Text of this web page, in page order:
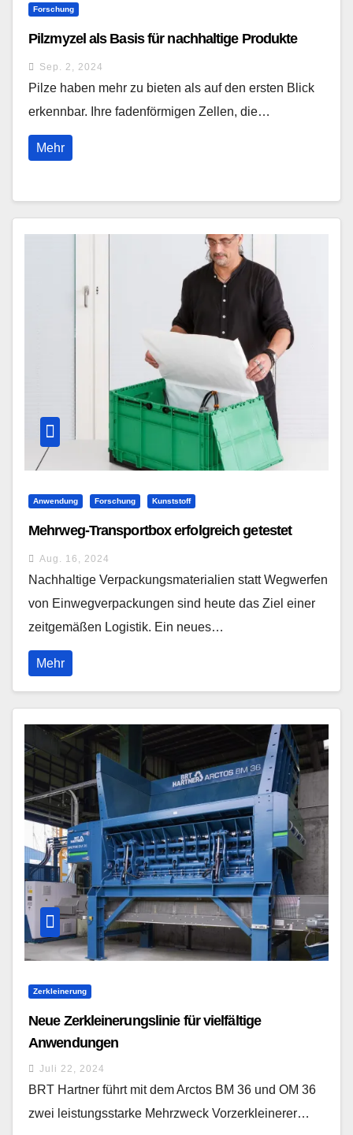
Forschung
Pilzmyzel als Basis für nachhaltige Produkte
Sep. 2, 2024
Pilze haben mehr zu bieten als auf den ersten Blick
erkennbar. Ihre fadenförmigen Zellen, die…
Mehr
Anwendung Forschung Kunststoff
Mehrweg-Transportbox erfolgreich getestet
Aug. 16, 2024
Nachhaltige Verpackungsmaterialien statt Wegwerfen
von Einwegverpackungen sind heute das Ziel einer
zeitgemäßen Logistik. Ein neues…
Mehr
Zerkleinerung
Neue Zerkleinerungslinie für vielfältige
Anwendungen
Juli 22, 2024
BRT Hartner führt mit dem Arctos BM 36 und OM 36
zwei leistungsstarke Mehrzweck Vorzerkleinerer…